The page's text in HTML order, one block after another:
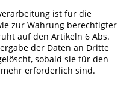
ist für die
zur Wahrung berechtigter
auf den Artikeln 6 Abs.
der Daten an Dritte
sobald sie für den
er­forderlich sind.